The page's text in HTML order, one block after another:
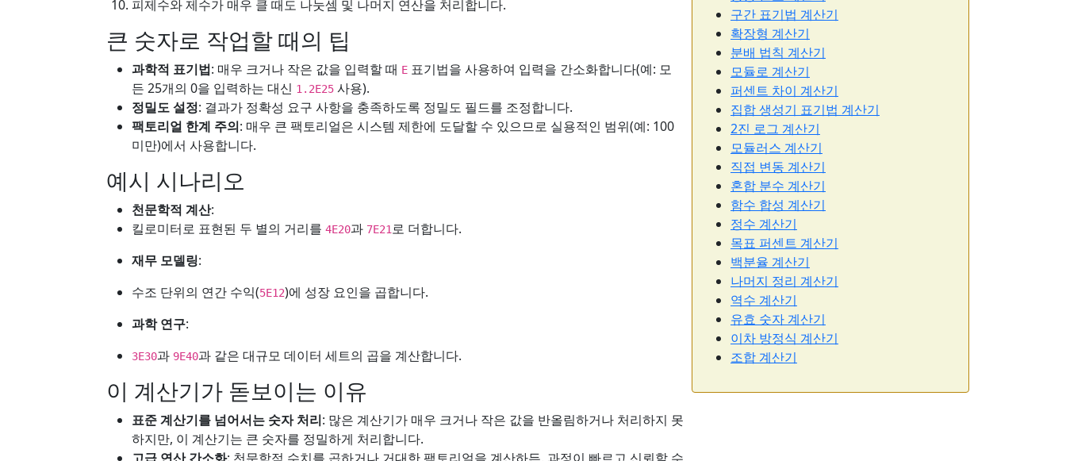
피제수와 제수가 매우 클 때도 나눗셈 및 나머지 연산을 처리합니다.
큰 숫자로 작업할 때의 팁
과학적 표기법: 매우 크거나 작은 값을 입력할 때 E 표기법을 사용하여 입력을 간소화합니다(예: 모
든 25개의 0을 입력하는 대신 1.2E25 사용).
정밀도 설정: 결과가 정확성 요구 사항을 충족하도록 정밀도 필드를 조정합니다.
팩토리얼 한계 주의: 매우 큰 팩토리얼은 시스템 제한에 도달할 수 있으므로 실용적인 범위(예: 100
미만)에서 사용합니다.
예시 시나리오
천문학적 계산:
킬로미터로 표현된 두 별의 거리를 4E20과 7E21로 더합니다.
재무 모델링:
수조 단위의 연간 수익(5E12)에 성장 요인을 곱합니다.
과학 연구:
3E30과 9E40과 같은 대규모 데이터 세트의 곱을 계산합니다.
이 계산기가 돋보이는 이유
표준 계산기를 넘어서는 숫자 처리: 많은 계산기가 매우 크거나 작은 값을 반올림하거나 처리하지 못
하지만, 이 계산기는 큰 숫자를 정밀하게 처리합니다.
구간 표기법 계산기
확장형 계산기
분배 법칙 계산기
모듈로 계산기
퍼센트 차이 계산기
집합 생성기 표기법 계산기
2진 로그 계산기
모듈러스 계산기
직접 변동 계산기
혼합 분수 계산기
함수 합성 계산기
정수 계산기
목표 퍼센트 계산기
백분율 계산기
나머지 정리 계산기
역수 계산기
유효 숫자 계산기
이차 방정식 계산기
조합 계산기